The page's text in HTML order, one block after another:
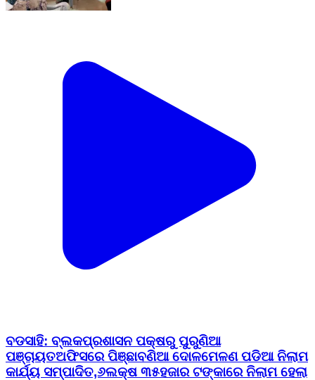
ବଡସାହି: ବ୍ଲକପ୍ରଶାସନ ପକ୍ଷରୁ ପୁରୁଣିଆ
ପଞ୍ଚାୟତଅଫିସରେ ପିଞ୍ଛାବଣିଆ ଦୋଳମେଳଣ ପଡିଆ ନିଲାମ
କାର୍ଯ୍ୟ ସମ୍ପାଦିତ,୬ଲକ୍ଷ ୩୫ହଜାର ଟଙ୍କାରେ ନିଲାମ ହେଲା